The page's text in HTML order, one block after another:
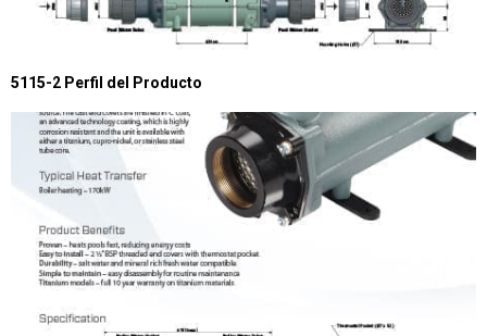
5115-2 Perfil del Producto